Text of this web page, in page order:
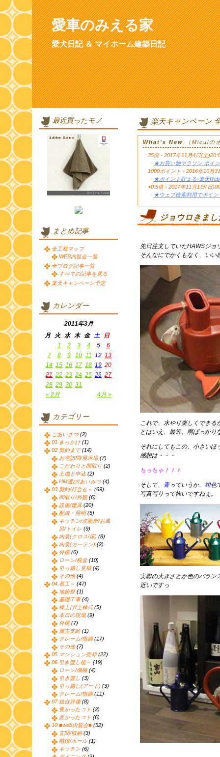
愛車のみえる家
愛犬日記 ＆ マイホーム建築日記
楽天キャンペーン
What's New （Miculの
35倍 - 2017年11月4日(土
・ ★お買い物マラソン ポイ
1000ポイント - 2016年10月
・ ★ポイント貯まる-楽天
+0.5倍 - 2017年11月1日(日
・ ★ウェブ検索利用でポイン
ジョウロきま
先日注文していたHAWSジョ
そんなにでかくもなく、いい
これで、水やり楽しくできる
とはいえ、最近、雨ばっかり
それにしてもこの、小さいほ
感想は・・・
ちっちゃ！！！
そして、 青っていうか、 紺色
写真写りって怖いですねぇ。
実際の大きさとか色のバラン
近いですっ
最近買ったモノ
まとめ記事
全工程マップ
WEB内覧会一覧
全ブログ記事一覧
すべての記事を見る
楽天キャンペーン予定
カレンダー
2011年3月
月
火 水 木 金 土 日
« 2月 4月 »
1 2 3 4 5
6
7
8 9 10 11 12 13
14 15 16 17 18 19 20
21 22 23 24 25 26 27
28 29 30 31
カテゴリー
ごあいさつ (2)
01.きっかけ (1)
02.契約まで(14)
お宅訪問/展示場(7)
こだわりと間取り (2)
土地と申込 (2)
HM選び/あいみつ (4)
03.契約/打合せ～ (69)
間取り/外観 (6)
設備/建具 (20)
配線・照明(5)
キッチン/洗面所/お風
呂/トイレ (9)
内装(クロス/床) (8)
内装(カーテン) (2)
外構(6)
ローン/税金(10)
引っ越し見積(4)
その他 (4)
04.着工～ (47)
地鎮祭 (1)
基礎工事(4)
棟上げ/上棟式(5)
本日の現場(9)
外構(7)
施主支給(1)
クレーム/指摘(17)
その他 (7)
05.マンション売却(22)
06.引き渡し後～ (19)
ローン/保険(4)
引き渡し (3)
引っ越し(アート) (3)
クレーム/指摘(11)
07.総合評価(8)
良かったコト (2)
悪かったコト (6)
10.■web内覧会■ (52)
玄関/収納(3)
階段/ホール(1)
キッチン (6)